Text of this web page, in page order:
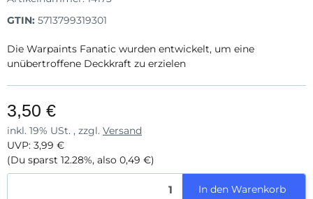
GTIN: 5713799319301
Die Warpaints Fanatic wurden entwickelt, um eine
unübertroffene Deckkraft zu erzielen
3,50 €
inkl. 19% USt. , zzgl. Versand
UVP: 3,99 €
(Du sparst 12.28%, also 0,49 €)
In den Warenkorb